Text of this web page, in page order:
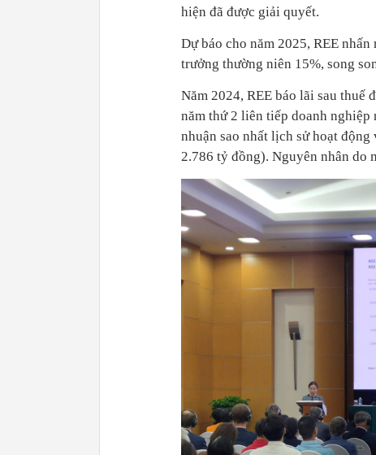
hiện đã được giải quyết.
Dự báo cho năm 2025, REE
trưởng thường niên 15%, song
Năm 2024, REE báo lãi sau thuế
năm thứ 2 liên tiếp doanh
nhuận sao nhất lịch sử hoạt
2.786 tỷ đồng). Nguyên nhân do